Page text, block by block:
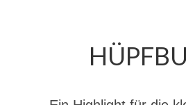
Christkindwiegen 2017